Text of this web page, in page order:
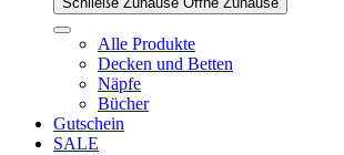
Alle Produkte
Decken und Betten
Näpfe
Bücher
Gutschein
SALE